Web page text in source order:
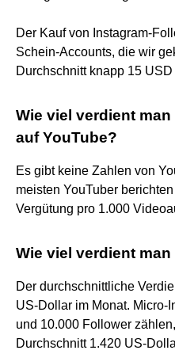
Der Kauf von Instagram-
Schein-Accounts, die wir
Durchschnitt knapp 15 USD
Wie viel verdient
auf YouTube?
Es gibt keine Zahlen von
meisten YouTuber
Vergütung pro 1.000
Wie viel verdient
Der durchschnittliche
US-Dollar im Monat. Micro-
und 10.000 Follower
Durchschnitt 1.420 US-